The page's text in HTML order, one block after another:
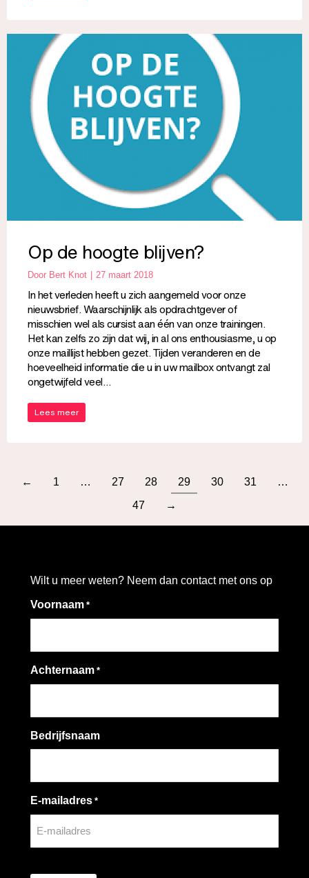
Op de hoogte blijven?
Door Bert Knot 27 maart 2018
In het verleden heeft u zich aangemeld voor onze
nieuwsbrief. Waarschijnlijk als opdrachtgever of
misschien wel als cursist aan één van onze trainingen.
Het kan zelfs zo zijn dat wij, in al ons enthousiasme, u op
onze maillijst hebben gezet. Tijden veranderen en de
hoeveelheid informatie die u in uw mailbox ontvangt zal
ongetwijfeld veel…
Lees meer
← 1 … 27 28 29 30 31
…
47
→
Wilt u meer weten? Neem dan contact met ons op
Voornaam *
Achternaam *
Bedrijfsnaam
E-mailadres *